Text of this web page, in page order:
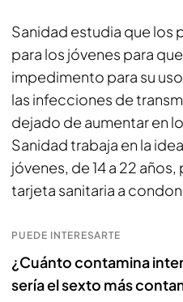
Sanidad estudia que los
para los jóvenes para
impedimento para su
las infecciones de
dejado de aumentar en
Sanidad trabaja en la
jóvenes, de 14 a 22
tarjeta sanitaria a
PUEDE INTERESARTE
¿Cuánto contamina
sería el sexto más